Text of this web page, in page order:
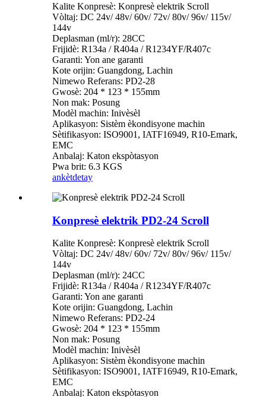
Kalite Konpresè: Konpresè elektrik Scroll
Vòltaj: DC 24v/ 48v/ 60v/ 72v/ 80v/ 96v/ 115v/
144v
Deplasman (ml/r): 28CC
Frijidè: R134a / R404a / R1234YF/R407c
Garanti: Yon ane garanti
Kote orijin: Guangdong, Lachin
Nimewo Referans: PD2-28
Gwosè: 204 * 123 * 155mm
Non mak: Posung
Modèl machin: Inivèsèl
Aplikasyon: Sistèm èkondisyone machin
Sètifikasyon: ISO9001, IATF16949, R10-Emark,
EMC
Anbalaj: Katon ekspòtasyon
Pwa brit: 6.3 KGS
ankètdetay
Konpresè elektrik PD2-24 Scroll
Kalite Konpresè: Konpresè elektrik Scroll
Vòltaj: DC 24v/ 48v/ 60v/ 72v/ 80v/ 96v/ 115v/
144v
Deplasman (ml/r): 24CC
Frijidè: R134a / R404a / R1234YF/R407c
Garanti: Yon ane garanti
Kote orijin: Guangdong, Lachin
Nimewo Referans: PD2-24
Gwosè: 204 * 123 * 155mm
Non mak: Posung
Modèl machin: Inivèsèl
Aplikasyon: Sistèm èkondisyone machin
Sètifikasyon: ISO9001, IATF16949, R10-Emark,
EMC
Anbalaj: Katon ekspòtasyon